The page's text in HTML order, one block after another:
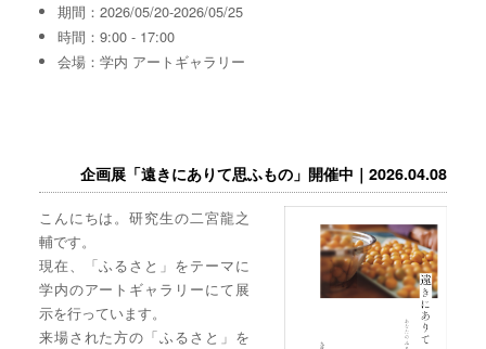
期間：2026/05/20-2026/05/25
時間：9:00 - 17:00
会場：学内 アートギャラリー
企画展「遠きにありて思ふもの」開催中｜2026.04.08
こんにちは。研究生の二宮龍之
輔です。
現在、「ふるさと」をテーマに
学内のアートギャラリーにて展
示を行っています。
来場された方の「ふるさと」を